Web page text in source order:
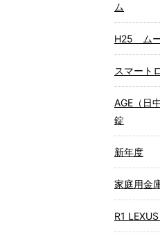
ム
H25 ム
スマート
AGE（
錠
新年度
家庭用金
R1